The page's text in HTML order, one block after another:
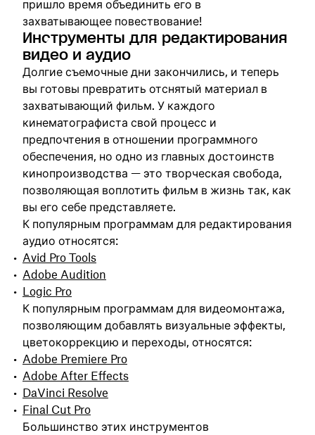
пришло время объединить его в
захватывающее повествование!
Инструменты для редактирования
видео и аудио
Долгие съемочные дни закончились, и теперь
вы готовы превратить отснятый материал в
захватывающий фильм. У каждого
кинематографиста свой процесс и
предпочтения в отношении программного
обеспечения, но одно из главных достоинств
кинопроизводства — это творческая свобода,
позволяющая воплотить фильм в жизнь так, как
вы его себе представляете.
К популярным программам для редактирования
аудио относятся:
Avid Pro Tools
Adobe Audition
Logic Pro
К популярным программам для видеомонтажа,
позволяющим добавлять визуальные эффекты,
цветокоррекцию и переходы, относятся:
Adobe Premiere Pro
Adobe After Effects
DaVinci Resolve
Final Cut Pro
Большинство этих инструментов